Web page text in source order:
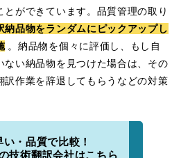
ができています。品質管理の取り
納品物をランダムにピックアップし
。納品物を個々に評価し、もし自
ない納品物を見つけた場合は、その
訳作業を辞退してもらうなどの対策
・品質で比較！
技術翻訳会社はこちら